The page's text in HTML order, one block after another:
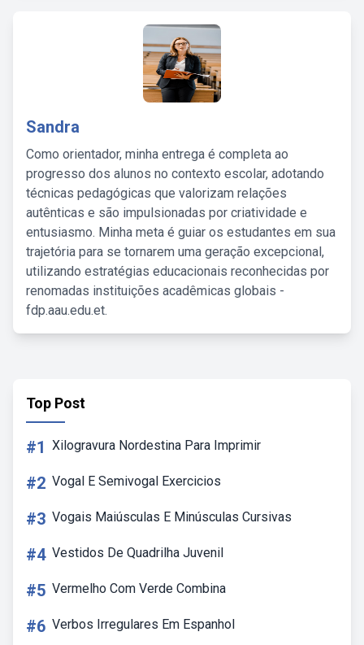
Sandra
Como orientador, minha entrega é completa ao
progresso dos alunos no contexto escolar, adotando
técnicas pedagógicas que valorizam relações
autênticas e são impulsionadas por criatividade e
entusiasmo. Minha meta é guiar os estudantes em sua
trajetória para se tornarem uma geração excepcional,
utilizando estratégias educacionais reconhecidas por
renomadas instituições acadêmicas globais -
fdp.aau.edu.et.
Top Post
#1 Xilogravura Nordestina Para Imprimir
#2 Vogal E Semivogal Exercicios
#3 Vogais Maiúsculas E Minúsculas Cursivas
#4 Vestidos De Quadrilha Juvenil
#5 Vermelho Com Verde Combina
#6 Verbos Irregulares Em Espanhol